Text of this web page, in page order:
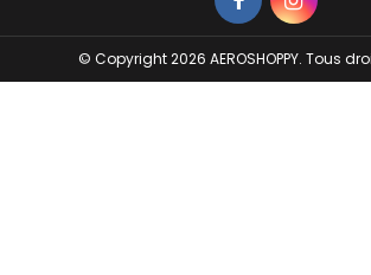
© Copyright 2026 AEROSHOPPY. Tous